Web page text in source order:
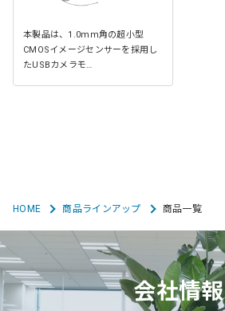
本製品は、1.0mm角の超小型
CMOSイメージセンサーを採用し
たUSBカメラモ…
HOME 商品ラインアップ 商品一覧
会社情報